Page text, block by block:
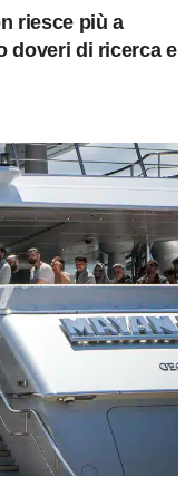
riesce più a
doveri di ricerca e